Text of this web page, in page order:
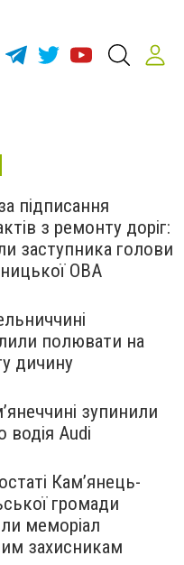
підписання
з ремонту доріг:
заступника голови
ОВА
полювати на
дичину
зупинили
водія Audi
Кам’янець-
громади
меморіал
захисникам